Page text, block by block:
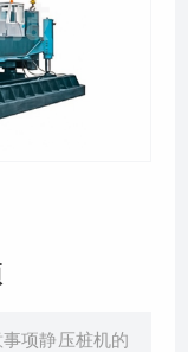
项静压桩机的